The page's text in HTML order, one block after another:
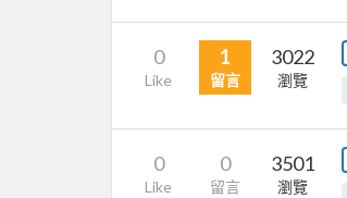
0
Like
1
留言
3022
瀏覽
0
Like
0
留言
3501
瀏覽